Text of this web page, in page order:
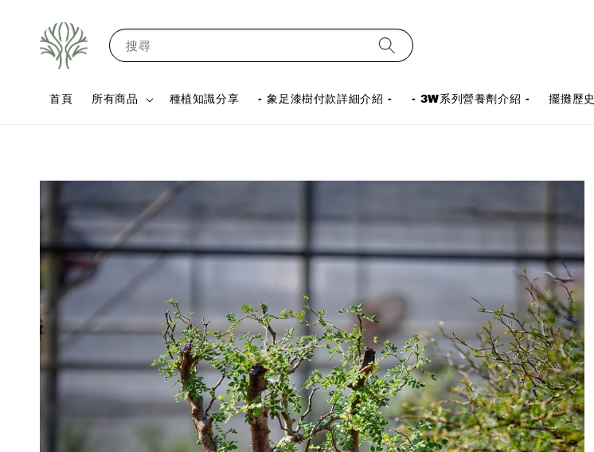
搜尋
首頁 所有商品 種植知識分享 - 象足漆樹付款詳細介紹 - - 3W系列營養劑介紹 - 擺攤歷史